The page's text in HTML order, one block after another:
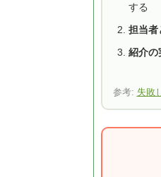
する
担当者
紹介の
参考: 失敗